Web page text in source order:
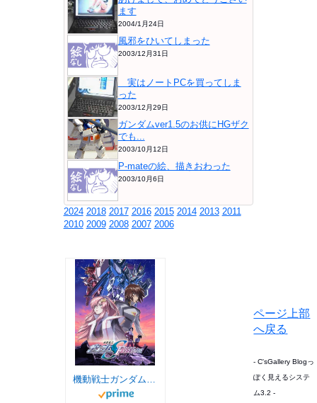
ます
2004/1月24日
風邪をひいてしまった
2003/12月31日
実はノートPCを買ってしま
った
2003/12月29日
ガンダムver1.5のお供にHGザク
でも...
2003/10月12日
P-mateの絵、描きおわった
2003/10月6日
2024 2018 2017 2016 2015 2014 2013 2011
2010 2009 2008 2007 2006
機動戦士ガンダムSEED FREEDOM
ページ上部
へ戻る
- C'sGallery Blogっ
ぽく見えるシステ
ム3.2 -